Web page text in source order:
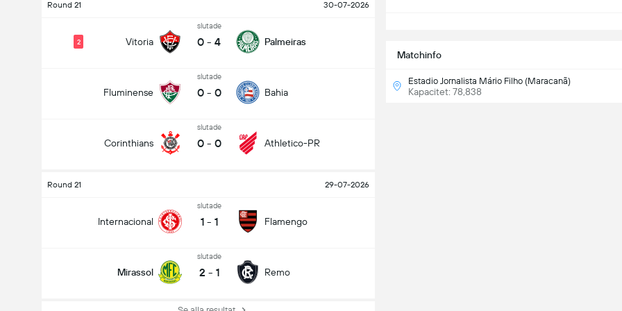
Round 21 30-07-2026
Vitoria
2
slutade
0 - 4 Palmeiras
Fluminense
slutade
0 - 0 Bahia
Corinthians
slutade
0 - 0 Athletico-PR
Round 21 29-07-2026
Internacional
slutade
1 - 1 Flamengo
Mirassol
slutade
2 - 1 Remo
Matchinfo
Estadio Jornalista Mário Filho (Maracanã)
Kapacitet: 78,838